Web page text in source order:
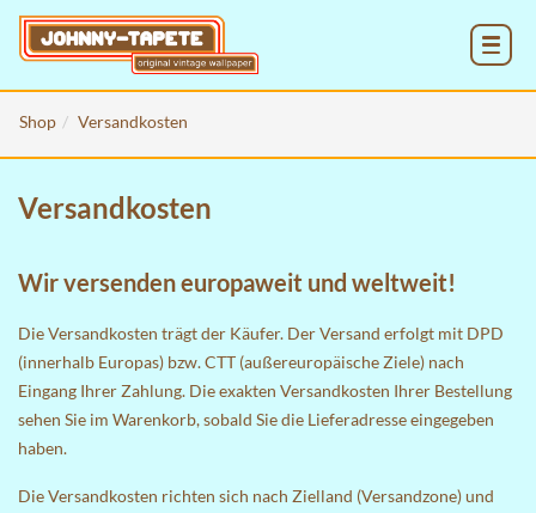
Shop Versandkosten
Versandkosten
Wir versenden europaweit und weltweit!
Die Versandkosten trägt der Käufer. Der Versand erfolgt mit DPD
(innerhalb Europas) bzw. CTT (außereuropäische Ziele) nach
Eingang Ihrer Zahlung. Die exakten Versandkosten Ihrer Bestellung
sehen Sie im Warenkorb, sobald Sie die Lieferadresse eingegeben
haben.
Die Versandkosten richten sich nach Zielland (Versandzone) und